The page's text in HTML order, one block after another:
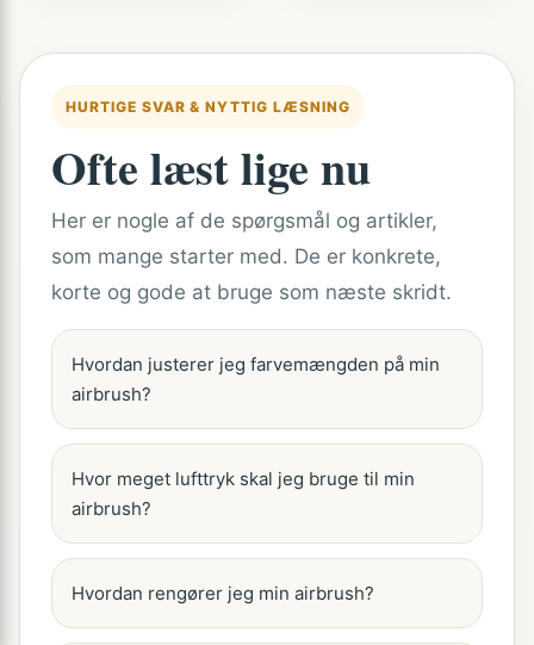
HURTIGE SVAR & NYTTIG LÆSNING
Ofte læst lige nu
Her er nogle af de spørgsmål og artikler,
som mange starter med. De er konkrete,
korte og gode at bruge som næste skridt.
Hvordan justerer jeg farvemængden på min
airbrush?
Hvor meget lufttryk skal jeg bruge til min
airbrush?
Hvordan rengører jeg min airbrush?